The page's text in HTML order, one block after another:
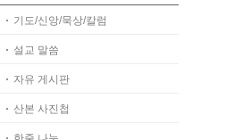
기도/신앙/묵상/칼럼
설교 말씀
자유 게시판
산본 사진첩